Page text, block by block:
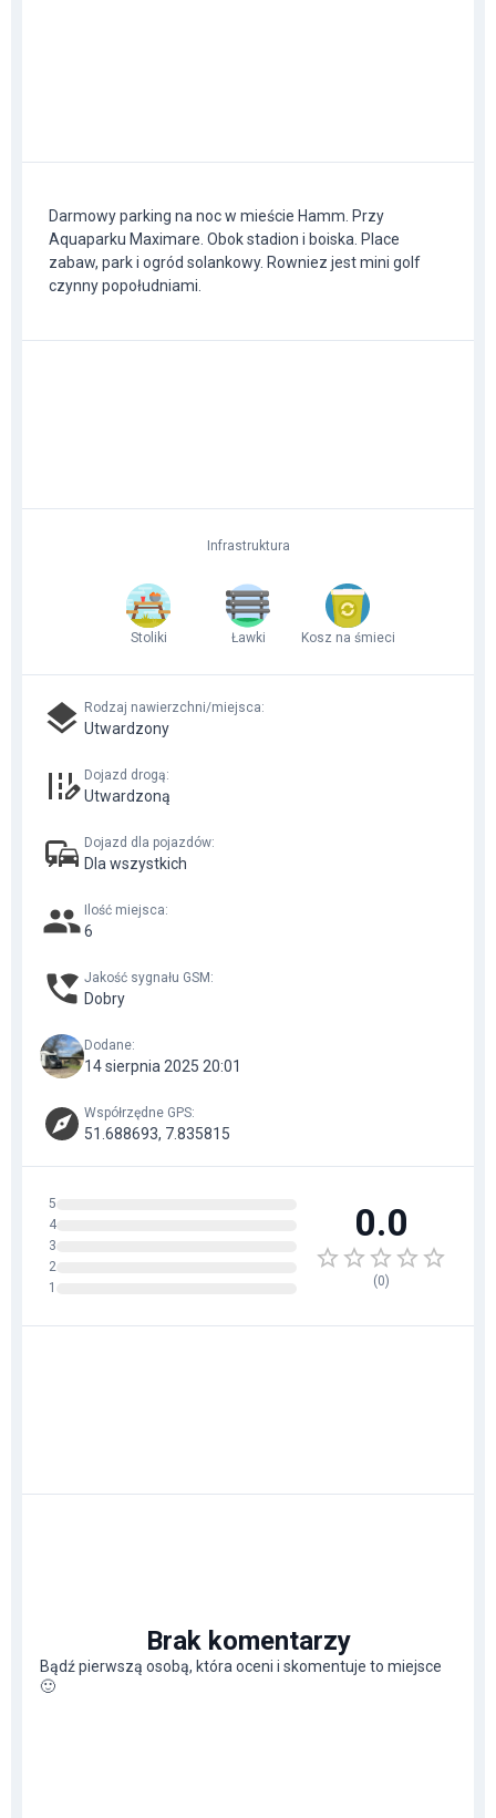
Darmowy parking na noc w mieście Hamm. Przy
Aquaparku Maximare. Obok stadion i boiska. Place
zabaw, park i ogród solankowy. Rowniez jest mini golf
czynny popołudniami.
Infrastruktura
Stoliki Ławki Kosz na śmieci
Rodzaj nawierzchni/miejsca:
Utwardzony
Dojazd drogą:
Utwardzoną
Dojazd dla pojazdów:
Dla wszystkich
Ilość miejsca:
6
Jakość sygnału GSM :
Dobry
Dodane:
14 sierpnia 2025 20:01
Współrzędne GPS:
51.688693, 7.835815
5
4
3
2
1
0.0
(0)
Brak komentarzy
Bądź pierwszą osobą, która oceni i skomentuje to miejsce
🙂